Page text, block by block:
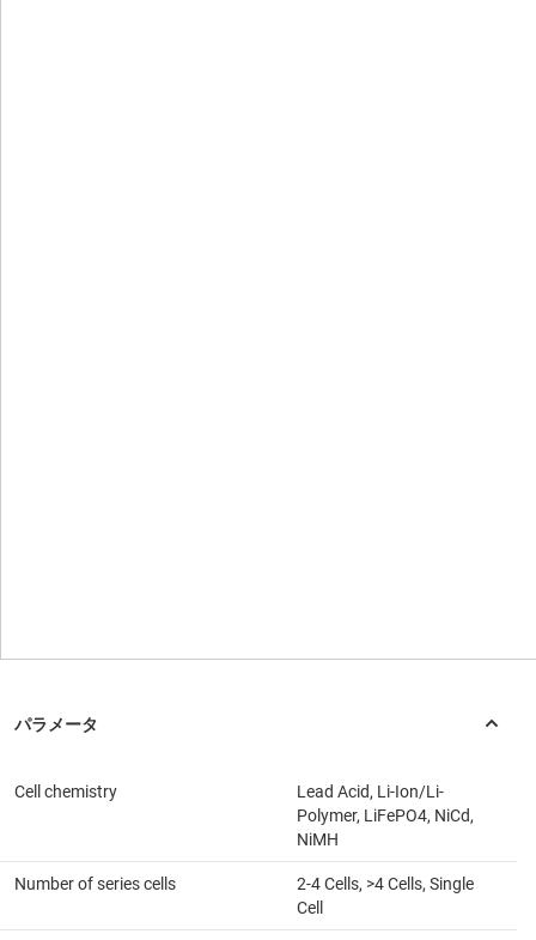
Cell chemistry
Lead Acid, Li-Ion/Li-
Polymer, LiFePO4, NiCd,
NiMH
Number of series cells
2-4 Cells, >4 Cells, Single
Cell